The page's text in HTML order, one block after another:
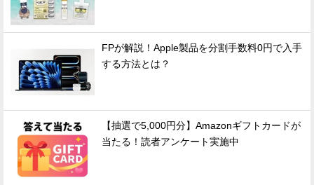
FPが解説！Apple製品を分割手数料0円で入手
する方法とは？
【抽選で5,000円分】Amazonギフトカードが
当たる！読者アンケート実施中